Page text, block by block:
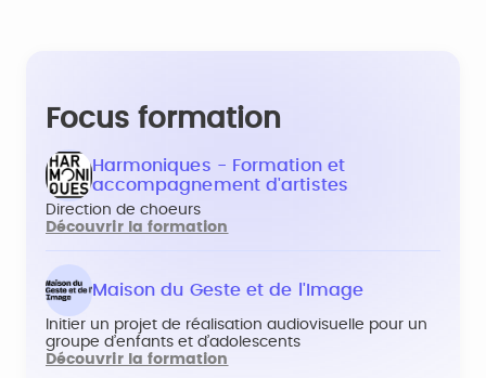
Focus formation
Harmoniques - Formation et
accompagnement d'artistes
Direction de choeurs
Découvrir la formation
Maison du Geste et de l'Image
Initier un projet de réalisation audiovisuelle pour un
groupe d’enfants et d’adolescents
Découvrir la formation